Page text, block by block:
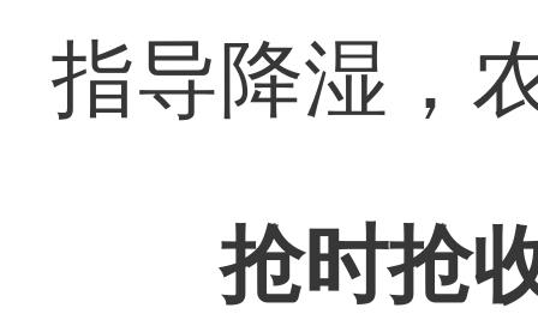
指导降湿，
抢时抢